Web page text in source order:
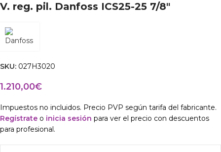
V. reg. pil. Danfoss ICS25-25 7/8″
SKU: 027H3020
1.210,00€
Impuestos no incluidos. Precio PVP según tarifa del fabricante.
Regístrate o inicia sesión para ver el precio con descuentos
para profesional.